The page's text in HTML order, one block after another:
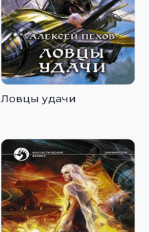
Ловцы удачи